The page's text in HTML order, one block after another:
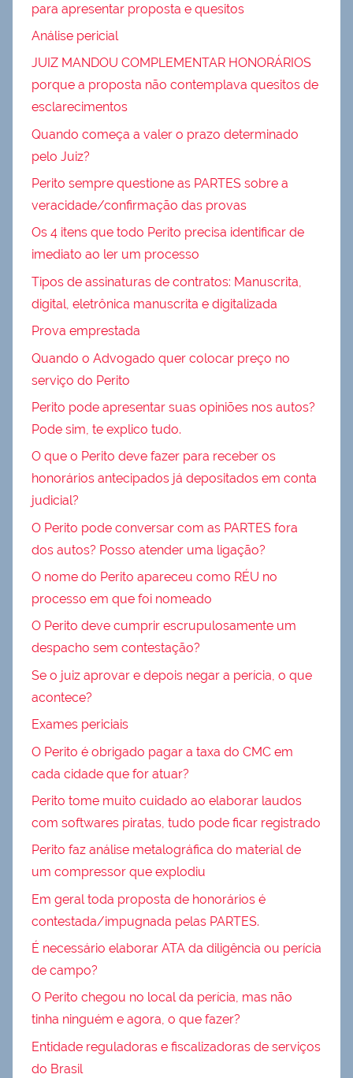
para apresentar proposta e quesitos
Análise pericial
JUIZ MANDOU COMPLEMENTAR HONORÁRIOS
porque a proposta não contemplava quesitos de
esclarecimentos
Quando começa a valer o prazo determinado
pelo Juiz?
Perito sempre questione as PARTES sobre a
veracidade/confirmação das provas
Os 4 itens que todo Perito precisa identificar de
imediato ao ler um processo
Tipos de assinaturas de contratos: Manuscrita,
digital, eletrônica manuscrita e digitalizada
Prova emprestada
Quando o Advogado quer colocar preço no
serviço do Perito
Perito pode apresentar suas opiniões nos autos?
Pode sim, te explico tudo.
O que o Perito deve fazer para receber os
honorários antecipados já depositados em conta
judicial?
O Perito pode conversar com as PARTES fora
dos autos? Posso atender uma ligação?
O nome do Perito apareceu como RÉU no
processo em que foi nomeado
O Perito deve cumprir escrupulosamente um
despacho sem contestação?
Se o juiz aprovar e depois negar a perícia, o que
acontece?
Exames periciais
O Perito é obrigado pagar a taxa do CMC em
cada cidade que for atuar?
Perito tome muito cuidado ao elaborar laudos
com softwares piratas, tudo pode ficar registrado
Perito faz análise metalográfica do material de
um compressor que explodiu
Em geral toda proposta de honorários é
contestada/impugnada pelas PARTES.
É necessário elaborar ATA da diligência ou perícia
de campo?
O Perito chegou no local da perícia, mas não
tinha ninguém e agora, o que fazer?
Entidade reguladoras e fiscalizadoras de serviços
do Brasil